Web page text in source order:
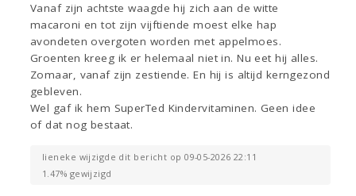
Vanaf zijn achtste waagde hij zich aan de witte
macaroni en tot zijn vijftiende moest elke hap
avondeten overgoten worden met appelmoes.
Groenten kreeg ik er helemaal niet in. Nu eet hij alles.
Zomaar, vanaf zijn zestiende. En hij is altijd kerngezond
gebleven.
Wel gaf ik hem SuperTed Kindervitaminen. Geen idee
of dat nog bestaat.
lieneke wijzigde dit bericht op 09-05-2026 22:11
1.47% gewijzigd